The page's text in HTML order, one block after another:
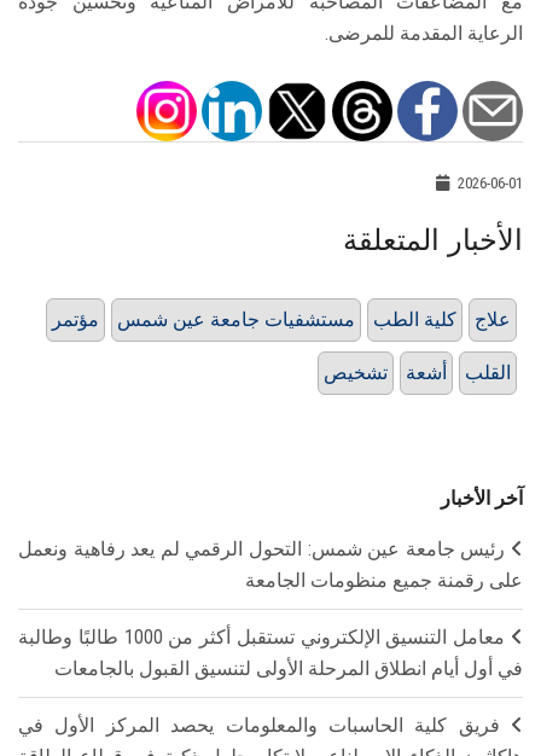
الرعاية المقدمة للمرضى.
2026-06-01
الأخبار المتعلقة
مؤتمر مستشفيات جامعة عين شمس كلية الطب علاج
تشخيص أشعة القلب
آخر الأخبار
رئيس جامعة عين شمس: التحول الرقمي لم يعد رفاهية ونعمل
على رقمنة جميع منظومات الجامعة
معامل التنسيق الإلكتروني تستقبل أكثر من 1000 طالبًا وطالبة
في أول أيام انطلاق المرحلة الأولى لتنسيق القبول بالجامعات
فريق كلية الحاسبات والمعلومات يحصد المركز الأول في